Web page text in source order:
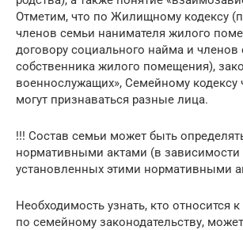
Отметим, что по Жилищному кодексу
членов семьи нанимателя жилого
договору социального найма и членов
собственника жилого помещения),
военнослужащих», Семейному кодексу
могут признаваться разные лица.
!!! Состав семьи может быть
нормативными актами (в зависимости
установленных этими нормативными
Необходимость узнать, кто относится
по семейному законодательству,